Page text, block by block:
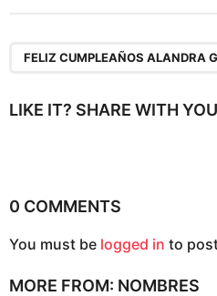
i
i
n
FELIZ CUMPLEAÑOS ALANDRA
LIKE IT? SHARE WITH
0 COMMENTS
You must be logged in to
MORE FROM: NOMBRES